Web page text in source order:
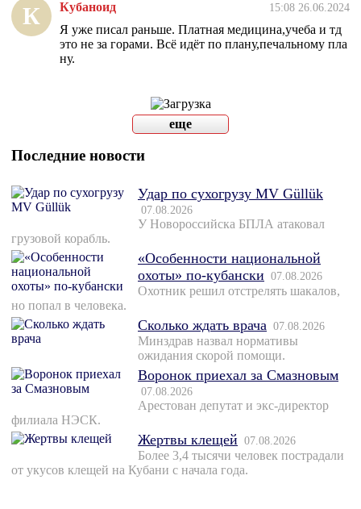
К Кубаноид 15:08 26.06.2024
Я уже писал раньше. Платная медицина,учеба и тд
это не за горами. Всё идёт по плану,печальному пла
ну.
еще
Последние новости
Удар по сухогрузу MV Güllük
07.08.2026
У Новороссийска БПЛА атаковал
грузовой корабль.
«Особенности национальной
охоты» по-кубански 07.08.2026
Охотник решил отстрелять шакалов,
но попал в человека.
Сколько ждать врача 07.08.2026
Минздрав назвал нормативы
ожидания скорой помощи.
Воронок приехал за Смазновым
07.08.2026
Арестован депутат и экс-директор
филиала НЭСК.
Жертвы клещей 07.08.2026
Более 3,4 тысячи человек пострадали
от укусов клещей на Кубани с начала года.